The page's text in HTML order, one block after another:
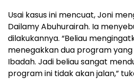
Usai kasus ini mencuat, Joni
Dailamy Abuhurairah. Ia
dilakukannya. “Beliau
menegakkan dua program
Ibadah. Jadi beliau sangat
program ini tidak akan jalan,”